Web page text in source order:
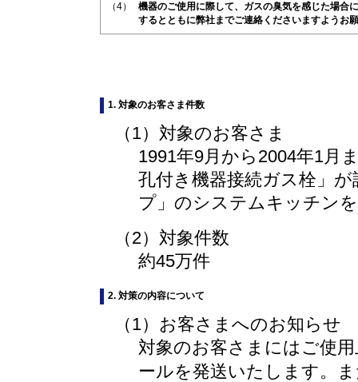
（4）
機器のご使用に際して、ガスの臭気を感じた場合
するとともに弊社までご連絡くださいますようお
1. 対象のお客さま件数
（1）対象のお客さま
1991年9月から2004年1月
孔付き機器接続ガス栓」
プ」のシステムキッチン
（2）対象件数
約45万件
2. 対策の内容について
（1）お客さまへのお知らせ
対象のお客さまにはご使
ールを発送いたします。